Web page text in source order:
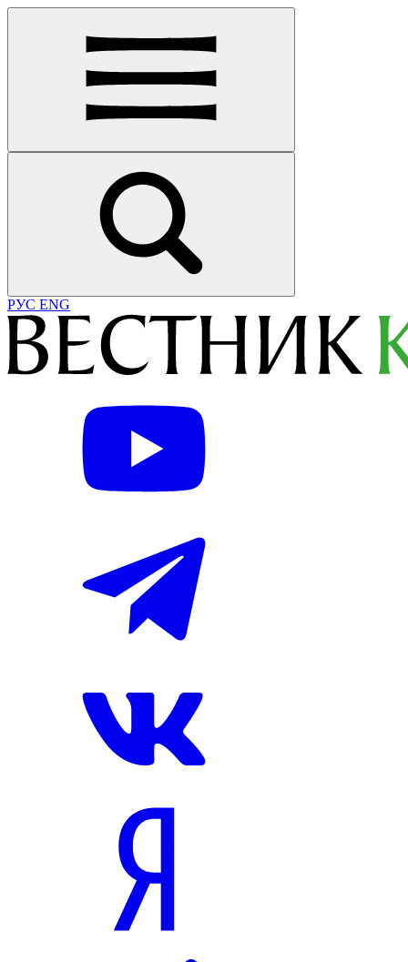
РУС ENG